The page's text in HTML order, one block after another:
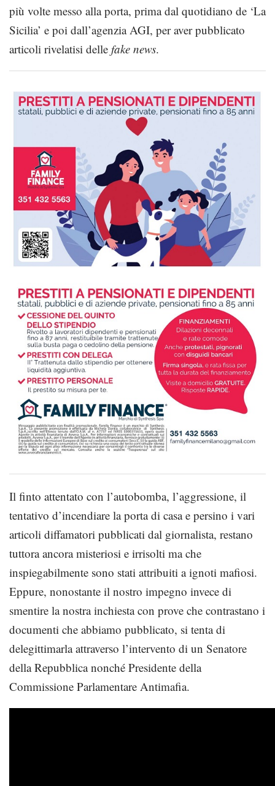
più volte messo alla porta, prima dal quotidiano de ‘La
Sicilia’ e poi dall’agenzia AGI, per aver pubblicato
articoli rivelatisi delle fake news.
Il finto attentato con l’autobomba, l’aggressione, il
tentativo d’incendiare la porta di casa e persino i vari
articoli diffamatori pubblicati dal giornalista, restano
tuttora ancora misteriosi e irrisolti ma che
inspiegabilmente sono stati attribuiti a ignoti mafiosi.
Eppure, nonostante il nostro impegno invece di
smentire la nostra inchiesta con prove che contrastano i
documenti che abbiamo pubblicato, si tenta di
delegittimarla attraverso l’intervento di un Senatore
della Repubblica nonché Presidente della
Commissione Parlamentare Antimafia.